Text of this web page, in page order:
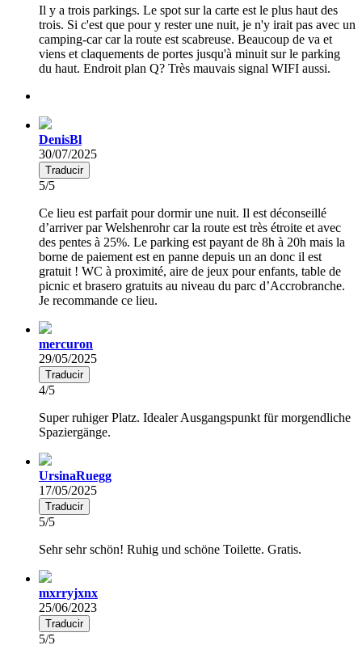
Il y a trois parkings. Le spot sur la carte est le plus haut des
trois. Si c'est que pour y rester une nuit, je n'y irait pas avec un
camping-car car la route est scabreuse. Beaucoup de va et
viens et claquements de portes jusqu'à minuit sur le parking
du haut. Endroit plan Q? Très mauvais signal WIFI aussi.
DenisBl
30/07/2025
Traducir
5/5
Ce lieu est parfait pour dormir une nuit. Il est déconseillé
d’arriver par Welshenrohr car la route est très étroite et avec
des pentes à 25%. Le parking est payant de 8h à 20h mais la
borne de paiement est en panne depuis un an donc il est
gratuit ! WC à proximité, aire de jeux pour enfants, table de
picnic et brasero gratuits au niveau du parc d’Accrobranche.
Je recommande ce lieu.
mercuron
29/05/2025
Traducir
4/5
Super ruhiger Platz. Idealer Ausgangspunkt für morgendliche
Spaziergänge.
UrsinaRuegg
17/05/2025
Traducir
5/5
Sehr sehr schön! Ruhig und schöne Toilette. Gratis.
mxrryjxnx
25/06/2023
Traducir
5/5